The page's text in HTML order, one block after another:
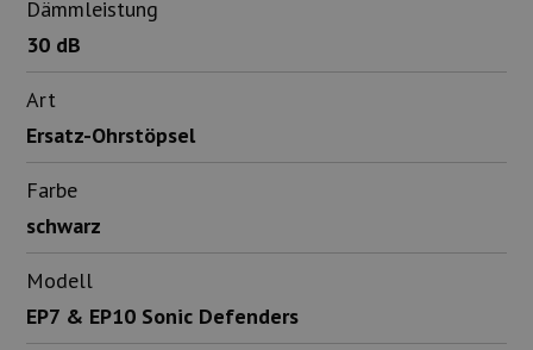
Dämmleistung
30 dB
Art
Ersatz-Ohrstöpsel
Farbe
schwarz
Modell
EP7 & EP10 Sonic Defenders